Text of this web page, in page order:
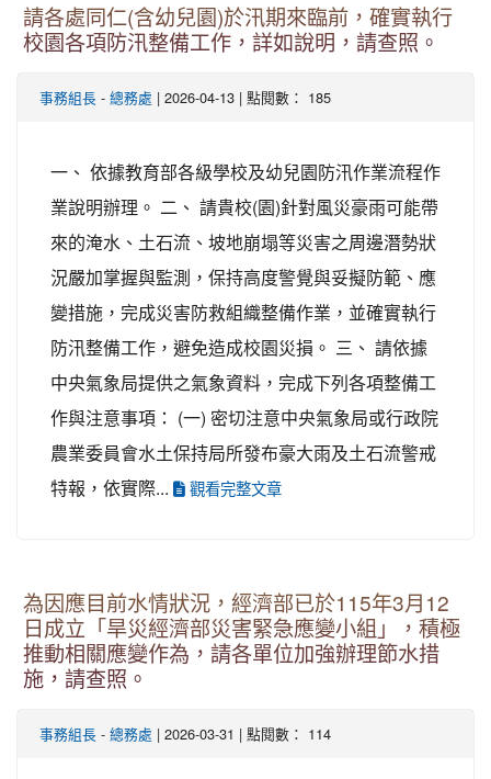
請各處同仁(含幼兒園)於汛期來臨前，確實執行
校園各項防汛整備工作，詳如說明，請查照。
事務組長 - 總務處 | 2026-04-13 | 點閱數： 185
一、 依據教育部各級學校及幼兒園防汛作業流程作
業說明辦理。 二、 請貴校(園)針對風災豪雨可能帶
來的淹水、土石流、坡地崩塌等災害之周邊潛勢狀
況嚴加掌握與監測，保持高度警覺與妥擬防範、應
變措施，完成災害防救組織整備作業，並確實執行
防汛整備工作，避免造成校園災損。 三、 請依據
中央氣象局提供之氣象資料，完成下列各項整備工
作與注意事項： (一) 密切注意中央氣象局或行政院
農業委員會水土保持局所發布豪大雨及土石流警戒
特報，依實際...
觀看完整文章
為因應目前水情狀況，經濟部已於115年3月12
日成立「旱災經濟部災害緊急應變小組」，積極
推動相關應變作為，請各單位加強辦理節水措
施，請查照。
事務組長 - 總務處 | 2026-03-31 | 點閱數： 114